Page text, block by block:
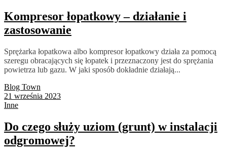
Kompresor łopatkowy – działanie i
zastosowanie
Sprężarka łopatkowa albo kompresor łopatkowy działa za pomocą
szeregu obracających się łopatek i przeznaczony jest do sprężania
powietrza lub gazu. W jaki sposób dokładnie działają...
Blog Town
21 września 2023
Inne
Do czego służy uziom (grunt) w instalacji
odgromowej?